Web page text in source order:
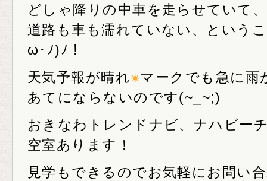
どしゃ降りの中車を走らせていて
道路も車も濡れていない、という
ω･ﾉ)ﾉ！
天気予報が晴れ
マークでも急に雨
あてにならないのです(~_~;)
おきなわトレンドナビ、ナハビー
空室あります！
見学もできるのでお気軽にお問い